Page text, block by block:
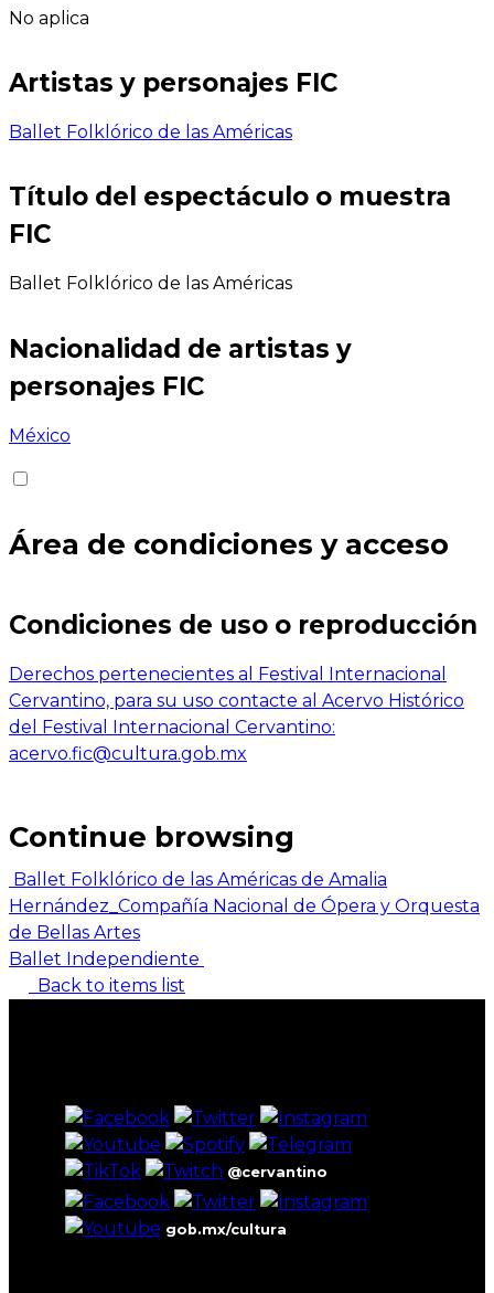
No aplica
Artistas y personajes FIC
Ballet Folklórico de las Américas
Título del espectáculo o muestra
FIC
Ballet Folklórico de las Américas
Nacionalidad de artistas y
personajes FIC
México
Área de condiciones y acceso
Condiciones de uso o reproducción
Derechos pertenecientes al Festival Internacional
Cervantino, para su uso contacte al Acervo Histórico
del Festival Internacional Cervantino:
acervo.fic@cultura.gob.mx
Continue browsing
Ballet Folklórico de las Américas de Amalia
Hernández_Compañía Nacional de Ópera y Orquesta
de Bellas Artes
Ballet Independiente
Back to items list
@cervantino
gob.mx/cultura